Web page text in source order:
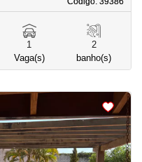
1
Vaga(s)
2
banho(s)